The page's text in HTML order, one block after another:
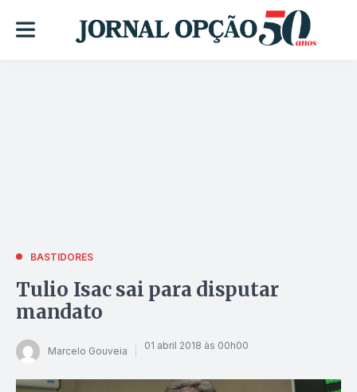
BASTIDORES
Tulio Isac sai para disputar
mandato
Marcelo Gouveia 01 abril 2018 às 00h00